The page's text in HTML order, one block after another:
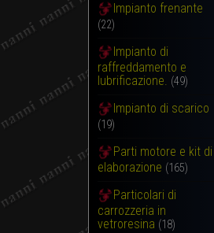
Impianto frenante
(22)
Impianto di
raffreddamento e
lubrificazione. (49)
Impianto di scarico
(19)
Parti motore e kit di
elaborazione (165)
Particolari di
carrozzeria in
vetroresina (18)